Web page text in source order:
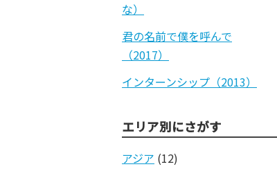
な）
君の名前で僕を呼んで
（2017）
インターンシップ（2013）
エリア別にさがす
アジア (12)